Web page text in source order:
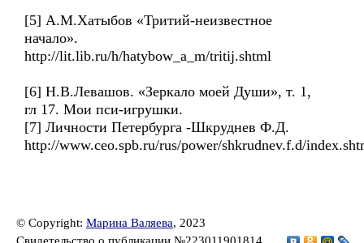
[5] А.М.Хатыбов «Тритий-неизвестное
начало».
http://lit.lib.ru/h/hatybow_a_m/tritij.shtml
[6] Н.В.Левашов. «Зеркало моей Души», т. 1,
гл 17. Мои пси-игрушки.
[7] Личности Петербурга -Шкруднев Ф.Д.
http://www.ceo.spb.ru/rus/power/shkrudnev.f.d/
© Copyright: Марина Валяева, 2023
Свидетельство о публикации №223011901814